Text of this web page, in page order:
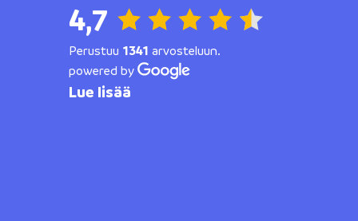
4,7
Perustuu 1341 arvosteluun.
powered by
Lue lisää